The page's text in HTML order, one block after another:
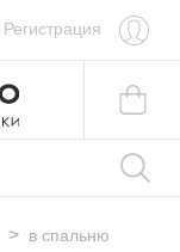
Регистрация
> в спальню